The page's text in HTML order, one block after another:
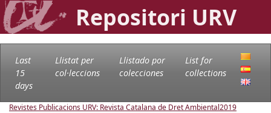
Repositori URV
Last
15
days
Llistat per
col·leccions
Llistado por
colecciones
List for
collections
Revistes Publicacions URV: Revista Catalana de Dret Ambiental2019